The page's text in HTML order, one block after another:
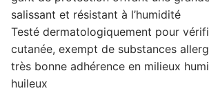
salissant et résistant à l’humidité
Testé dermatologiquement pour
cutanée, exempt de substances
très bonne adhérence en milieux
huileux